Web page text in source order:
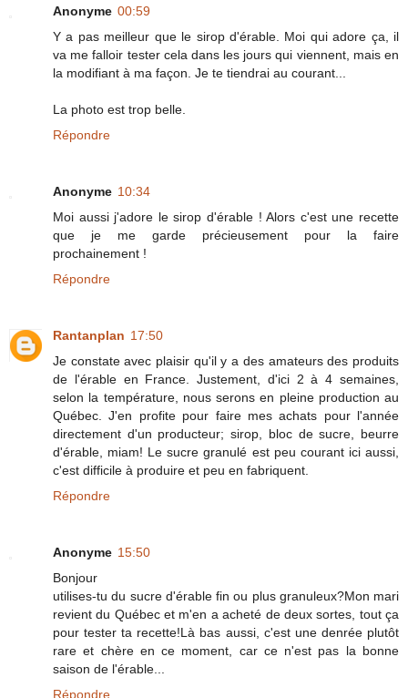
Anonyme 00:59
Y a pas meilleur que le sirop d'érable. Moi qui adore ça, il
va me falloir tester cela dans les jours qui viennent, mais en
la modifiant à ma façon. Je te tiendrai au courant...
La photo est trop belle.
Répondre
Anonyme 10:34
Moi aussi j'adore le sirop d'érable ! Alors c'est une recette
que je me garde précieusement pour la faire
prochainement !
Répondre
Rantanplan 17:50
Je constate avec plaisir qu'il y a des amateurs des produits
de l'érable en France. Justement, d'ici 2 à 4 semaines,
selon la température, nous serons en pleine production au
Québec. J'en profite pour faire mes achats pour l'année
directement d'un producteur; sirop, bloc de sucre, beurre
d'érable, miam! Le sucre granulé est peu courant ici aussi,
c'est difficile à produire et peu en fabriquent.
Répondre
Anonyme 15:50
Bonjour
utilises-tu du sucre d'érable fin ou plus granuleux?Mon mari
revient du Québec et m'en a acheté de deux sortes, tout ça
pour tester ta recette!Là bas aussi, c'est une denrée plutôt
rare et chère en ce moment, car ce n'est pas la bonne
saison de l'érable...
Répondre